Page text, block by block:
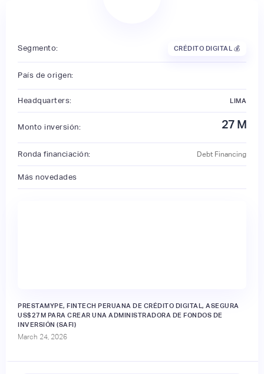
Segmento: CRÉDITO DIGITAL 💰
País de origen:
Headquarters: LIMA
Monto inversión: 27 M
Ronda financiación: Debt Financing
Más novedades
PRESTAMYPE, FINTECH PERUANA DE CRÉDITO DIGITAL, ASEGURA
US$27M PARA CREAR UNA ADMINISTRADORA DE FONDOS DE
INVERSIÓN (SAFI)
March 24, 2026